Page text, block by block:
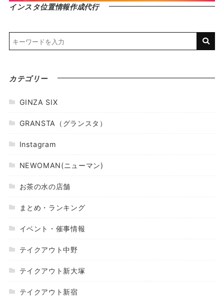
インスタ位置情報作成代行
カテゴリー
GINZA SIX
GRANSTA（グランスタ）
Instagram
NEWOMAN(ニューマン)
お茶の水の店舗
まとめ・ランキング
イベント・催事情報
テイクアウト中野
テイクアウト新大塚
テイクアウト新宿